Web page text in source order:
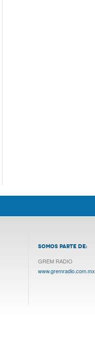
SOMOS PARTE DE:
GREM RADIO
www.gremradio.com.mx